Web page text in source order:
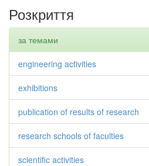
Розкриття
за темами
engineering activities
exhibitions
publication of results of research
research schools of faculties
scientific activities